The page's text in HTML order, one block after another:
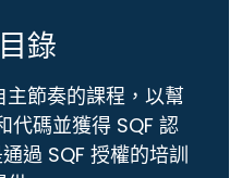
錄
節奏的課程，以幫
代碼並獲得 SQF 認
過 SQF 授權的培訓